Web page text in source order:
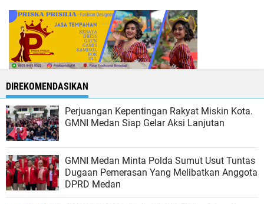
DIREKOMENDASIKAN
Perjuangan Kepentingan Rakyat Miskin Kota.
GMNI Medan Siap Gelar Aksi Lanjutan
GMNI Medan Minta Polda Sumut Usut Tuntas
Dugaan Pemerasan Yang Melibatkan Anggota
DPRD Medan